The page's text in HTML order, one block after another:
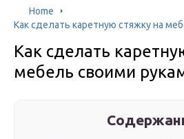
Home
Как сделать каретную стяжку на
Как сделать
мебель своими